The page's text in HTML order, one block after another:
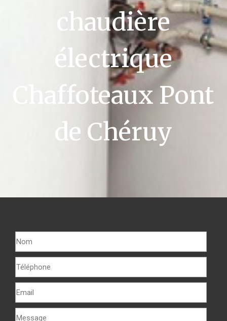
chaudière
électrique
Chaffoteaux Pont
de Chéruy